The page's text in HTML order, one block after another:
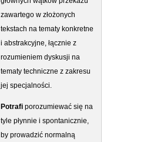
zawartego w złożonych
tekstach na tematy konkretne
i abstrakcyjne, łącznie z
rozumieniem dyskusji na
tematy techniczne z zakresu
jej specjalności.
Potrafi porozumiewać się na
tyle płynnie i spontanicznie,
by prowadzić normalną